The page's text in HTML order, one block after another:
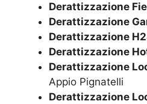
Derattizzazione
Derattizzazione
Derattizzazione
Derattizzazione
Derattizzazione
Appio Pignatelli
Derattizzazione